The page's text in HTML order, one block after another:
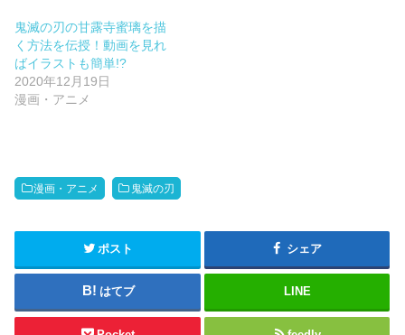
鬼滅の刃の甘露寺蜜璃を描
く方法を伝授！動画を見れ
ばイラストも簡単!?
2020年12月19日
漫画・アニメ
漫画・アニメ 鬼滅の刃
ポスト シェア
はてブ LINE